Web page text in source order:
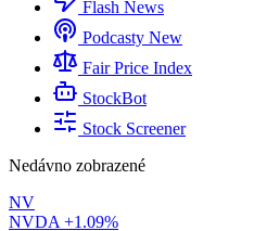
Flash News
Podcasty New
Fair Price Index
StockBot
Stock Screener
Nedávno zobrazené
NV
NVDA +1.09%